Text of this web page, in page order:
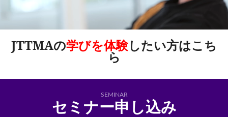
JTTMAの学びを体験したい方はこち
ら
SEMINAR
セミナー申し込み